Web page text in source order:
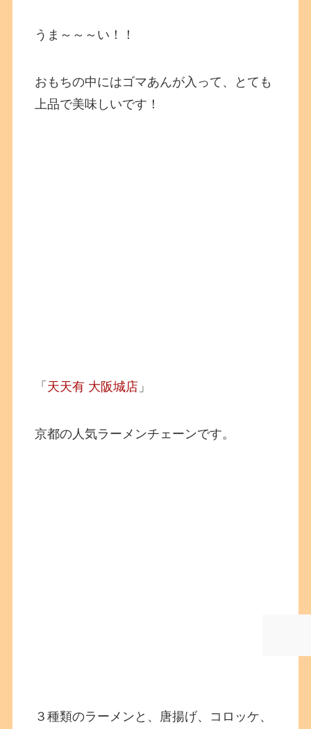
うま～～～い！！
おもちの中にはゴマあんが入って、とても
上品で美味しいです！
「 天天有 大阪城店 」
京都の人気ラーメンチェーンです。
３種類のラーメンと、唐揚げ、コロッケ、